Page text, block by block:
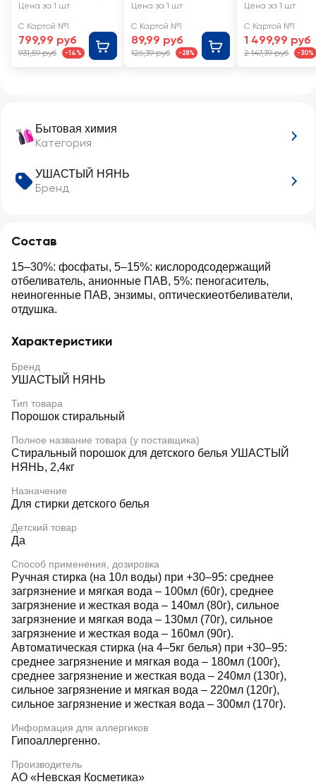
Бытовая химия
Категория
УШАСТЫЙ НЯНЬ
Бренд
Состав
15–30%: фосфаты, 5–15%: кислородсодержащий
отбеливатель, анионные ПАВ, 5%: пеногаситель,
неиногенные ПАВ, энзимы, оптическиеотбеливатели,
отдушка.
Характеристики
Бренд
УШАСТЫЙ НЯНЬ
Тип товара
Порошок стиральный
Полное название товара (у поставщика)
Стиральный порошок для детского белья УШАСТЫЙ
НЯНЬ, 2,4кг
Назначение
Для стирки детского белья
Детский товар
Да
Способ применения, дозировка
Ручная стирка (на 10л воды) при +30–95: среднее
загрязнение и мягкая вода – 100мл (60г), среднее
загрязнение и жесткая вода – 140мл (80г), сильное
загрязнение и мягкая вода – 130мл (70г), сильное
загрязнение и жесткая вода – 160мл (90г).
Автоматическая стирка (на 4–5кг белья) при +30–95:
среднее загрязнение и мягкая вода – 180мл (100г),
среднее загрязнение и жесткая вода – 240мл (130г),
сильное загрязнение и мягкая вода – 220мл (120г),
сильное загрязнение и жесткая вода – 300мл (170г).
Информация для аллергиков
Гипоаллергенно.
Производитель
АО «Невская Косметика»
детского белья
НЯНЬ
Цена за 1 шт
С Картой №1
799,99 руб
931,59 руб -14%
детского белья
НЯНЬ
Цена за 1 шт
С Картой №1
89,99 руб
126,39 руб -28%
детского
Цена за 1 шт
С Картой №1
1 499,99 руб
2 147,39 руб -30%